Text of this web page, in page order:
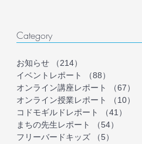
Category
お知らせ （214）
イベントレポート
（88）
オンライン講座レポート
（67）
オンライン授業レポート
（10）
コドモギルドレポート
（41）
まちの先生レポート
（54）
フリーバードキッズ
（5）